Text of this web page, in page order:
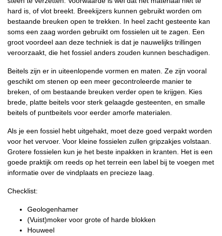
hard is, of vlot breekt. Breekijzers kunnen gebruikt worden om
bestaande breuken open te trekken. In heel zacht gesteente kan
soms een zaag worden gebruikt om fossielen uit te zagen. Een
groot voordeel aan deze techniek is dat je nauwelijks trillingen
veroorzaakt, die het fossiel anders zouden kunnen beschadigen.
Beitels zijn er in uiteenlopende vormen en maten. Ze zijn vooral
geschikt om stenen op een meer gecontroleerde manier te
breken, of om bestaande breuken verder open te krijgen. Kies
brede, platte beitels voor sterk gelaagde gesteenten, en smalle
beitels of puntbeitels voor eerder amorfe materialen.
Als je een fossiel hebt uitgehakt, moet deze goed verpakt worden
voor het vervoer. Voor kleine fossielen zullen gripzakjes volstaan.
Grotere fossielen kun je het beste inpakken in kranten. Het is een
goede praktijk om reeds op het terrein een label bij te voegen met
informatie over de vindplaats en precieze laag.
Checklist:
Geologenhamer
(Vuist)moker voor grote of harde blokken
Houweel